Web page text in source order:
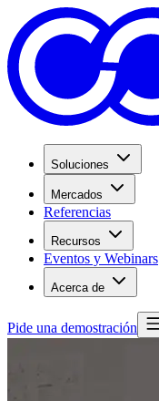
Soluciones
Mercados
Referencias
Recursos
Eventos y Webinars
Acerca de
Pide una demostración